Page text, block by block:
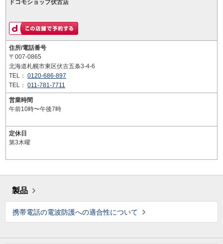
ドコモショップ伏古店
住所/電話番号
〒007-0865
北海道札幌市東区伏古五条3-4-6
TEL： 0120-686-897
TEL： 011-781-7711
営業時間
午前10時〜午後7時
定休日
第3木曜
製品
携帯電話の電波防護への適合性について